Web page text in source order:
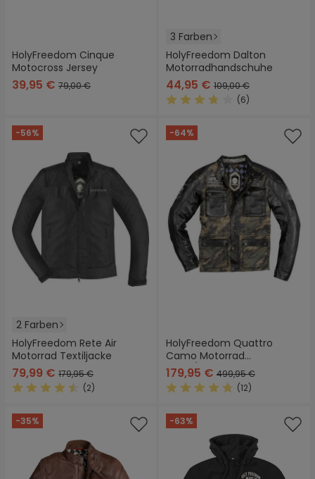
HolyFreedom Cinque
Motocross Jersey
39,95 € 79,00 €
3 Farben
HolyFreedom Dalton
Motorradhandschuhe
44,95 € 109,00 €
(6)
-56%
2 Farben
HolyFreedom Rete Air
Motorrad Textiljacke
79,99 € 179,95 €
(2)
-64%
HolyFreedom Quattro
Camo Motorrad
Leder/Textil Jacke
179,95 € 499,95 €
(12)
-35% -63%